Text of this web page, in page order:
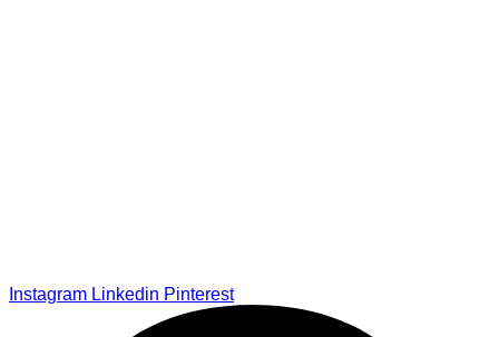
Instagram Linkedin Pinterest